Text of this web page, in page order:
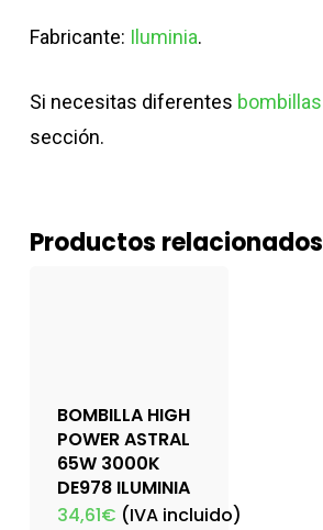
Fabricante: Iluminia.
Si necesitas diferentes bombillas
sección.
Productos relacionados
BOMBILLA HIGH
POWER ASTRAL
65W 3000K
DE978 ILUMINIA
34,61€ (IVA incluido)